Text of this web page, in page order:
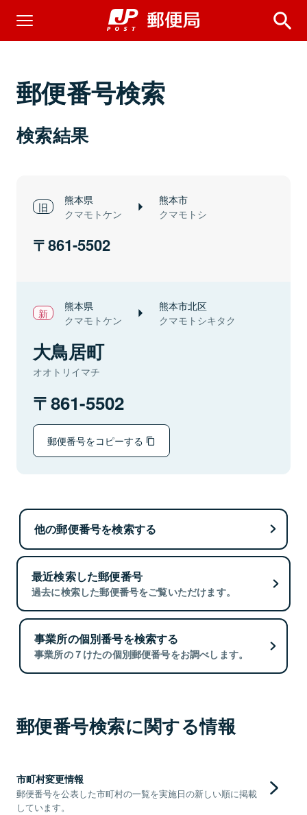
郵便番号検索
検索結果
熊本県
クマモトケン
熊本市
クマモトシ
861-5502
熊本県
クマモトケン
熊本市北区
クマモトシキタク
大鳥居町
オオトリイマチ
861-5502
郵便番号をコピーする
他の郵便番号を検索する
最近検索した郵便番号
過去に検索した郵便番号をご覧いただけます。
事業所の個別番号を検索する
事業所の７けたの個別郵便番号をお調べします。
郵便番号検索に関する情報
市町村変更情報
郵便番号を公表した市町村の一覧を実施日の新しい順に掲載
しています。